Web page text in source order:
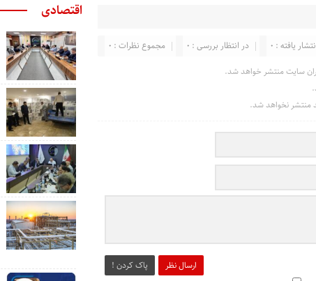
مجموع نظرات : 0 در انتظار بررسی : 0 یافته : 0
سایت منتشر خواهد شد.
منتشر نخواهد شد.
ارسال نظر پاک کردن !
اقتصادی